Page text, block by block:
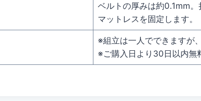
ベルトの厚みは約0.1mm
マットレスを固定します。
※組立は一人でできますが
※ご購入日より30日以内無